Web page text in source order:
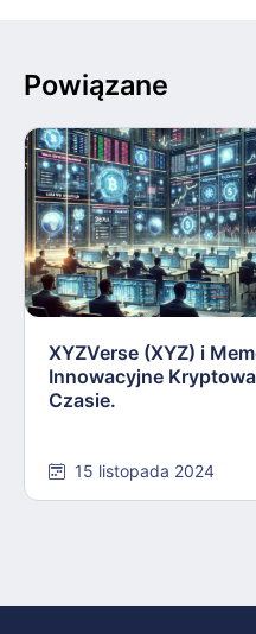
Powiązane
XYZVerse (XYZ) i
Innowacyjne
Czasie.
15 listopada 2024